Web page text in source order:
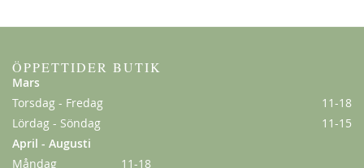
ÖPPETTIDER BUTIK
Mars
Torsdag - Fredag
11-18
Lördag - Söndag
11-15
April - Augusti
Måndag
11-18